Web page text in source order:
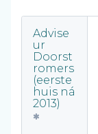
Advise
ur
Doorst
romers
(eerste
huis ná
2013)